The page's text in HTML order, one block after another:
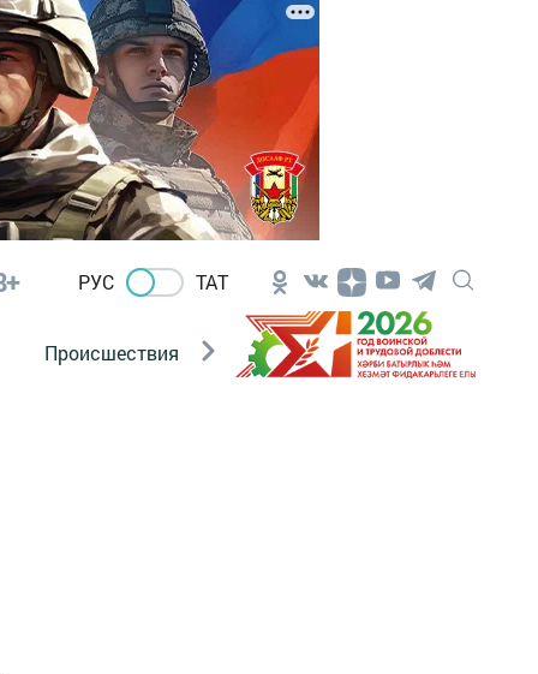
РУС ТАТ
Происшествия Новости Госавтоинспекции